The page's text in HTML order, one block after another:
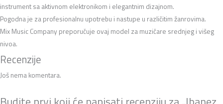
instrument sa aktivnom elektronikom i elegantnim dizajnom.
Pogodna je za profesionalnu upotrebu i nastupe u različitim žanrovima.
Mix Music Company preporučuje ovaj model za muzičare srednjeg i višeg
nivoa.
Recenzije
Još nema komentara.